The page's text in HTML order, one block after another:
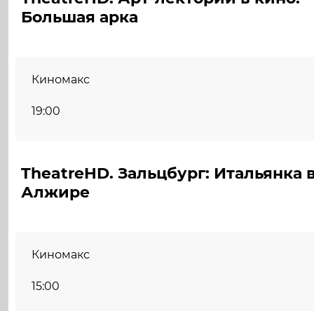
Большая арка
Киномакс
19:00
TheatreHD. Зальцбург: Итальянка
Алжире
Киномакс
15:00